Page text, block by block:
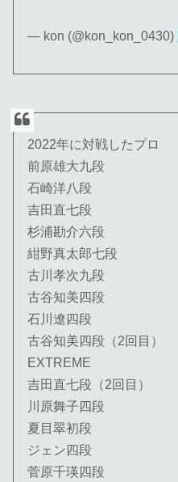
— kon (@kon_kon_0430)
2022年に対戦したプロ
前原雄大九段
石崎洋八段
吉田直七段
杉浦勘介六段
紺野真太郎七段
古川孝次九段
古谷知美四段
石川遼四段
古谷知美四段（2回目）
EXTREME
吉田直七段（2回目）
川原舞子四段
夏目翠初段
ジェン四段
菅原千瑛四段